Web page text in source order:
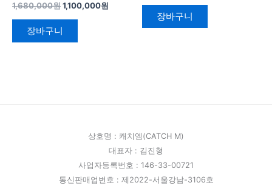
1,680,000원1,100,000원
장바구니
장바구니
상호명 : 캐치엠(CATCH M)
대표자 : 김진형
사업자등록번호 : 146-33-00721
통신판매업번호 : 제2022-서울강남-3106호